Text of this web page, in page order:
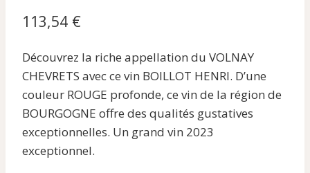
113,54 €
Découvrez la riche appellation du VOLNAY
CHEVRETS avec ce vin BOILLOT HENRI. D’une
couleur ROUGE profonde, ce vin de la région de
BOURGOGNE offre des qualités gustatives
exceptionnelles. Un grand vin 2023
exceptionnel.